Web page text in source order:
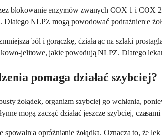
blokowanie enzymów zwanych COX 1 i COX
Dlatego NLPZ mogą powodować podrażnienie
ból i gorączkę, działając na szlaki
jelitowe, jakie powodują NLPZ. Dlatego
pomaga działać szybciej?
żołądek, organizm szybciej go wchłania,
mogą zacząć działać jeszcze szybciej,
spowalnia opróżnianie żołądka. Oznacza to, że